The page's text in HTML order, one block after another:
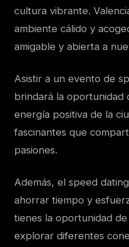
cultura vibrante.
ambiente cálido y
amigable y abierta a
Asistir a un evento de
brindará la oportunidad
energía positiva de la
fascinantes que
pasiones.
Además, el speed
ahorrar tiempo y
tienes la oportunidad
explorar diferentes